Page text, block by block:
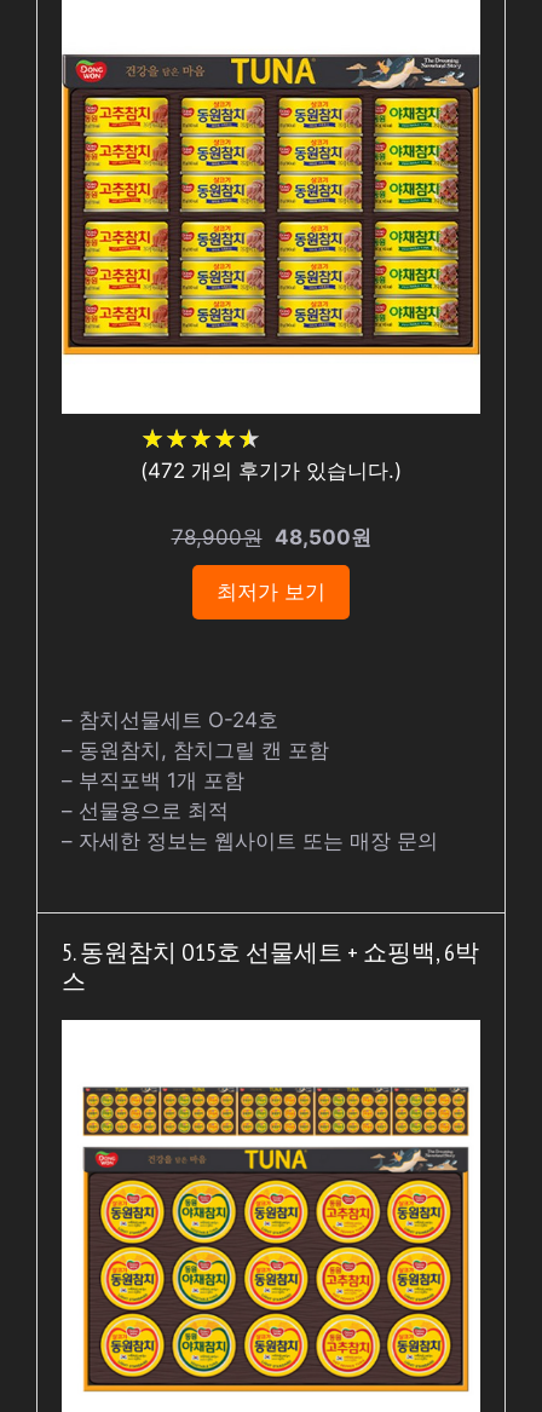
★★★★★
★★★★★
(472 개의 후기가 있습니다.)
78,900원 48,500원
최저가 보기
– 참치선물세트 O-24호
– 동원참치, 참치그릴 캔 포함
– 부직포백 1개 포함
– 선물용으로 최적
– 자세한 정보는 웹사이트 또는 매장 문의
5. 동원참치 O15호 선물세트 + 쇼핑백, 6박
스